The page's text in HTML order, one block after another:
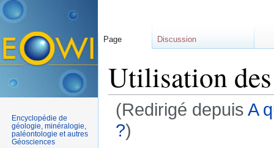
Utilisation
(Redirigé depuis A
?)
Page Discussion
Encyclopédie de
géologie, minéralogie,
paléontologie et autres
Géosciences